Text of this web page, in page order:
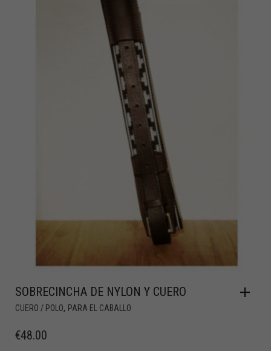
SOBRECINCHA DE NYLON Y CUERO
CUERO / POLO, PARA EL CABALLO
€48.00